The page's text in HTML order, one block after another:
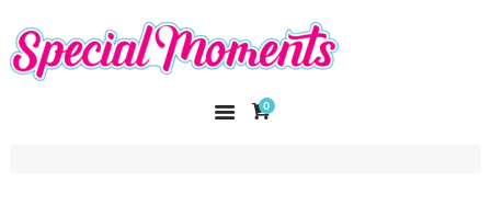
0
SPECIAL MOMENTS
El amor hecho arte